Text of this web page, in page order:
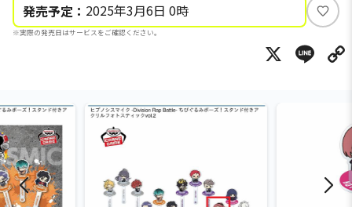
発売予定： 2025年3月6日 0時
※実際の発売日はサービスをご確認ください。
い
ね
X